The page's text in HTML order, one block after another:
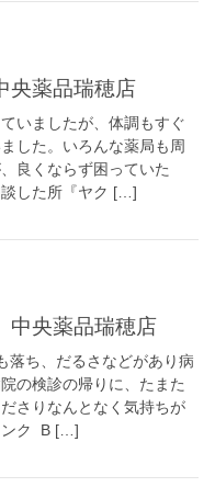
央薬品瑞穂店
いましたが、体調もすぐ
した。いろんな薬局も周
良くならず困っていた
した所『ヤク […]
中央薬品瑞穂店
落ち、だるさなどがあり病
の検診の帰りに、たまた
さりなんとなく気持ちが
ンク B […]